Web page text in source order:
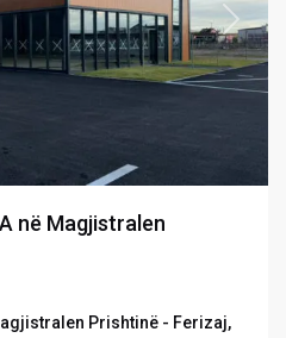
Next
në Magjistralen
Prishtinë - Ferizaj,